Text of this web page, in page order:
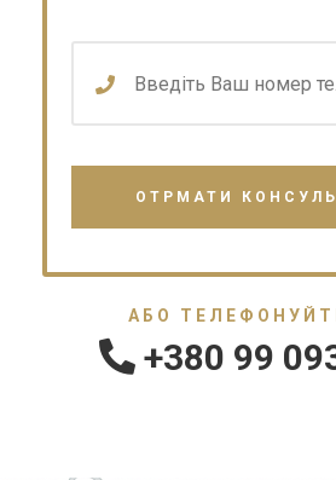
АБО
+380 99